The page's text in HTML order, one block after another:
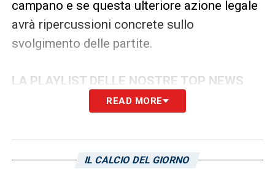
campano e se questa ulteriore azione legale
avrà ripercussioni concrete sullo
svolgimento delle partite.
LA PLAYLIST DELLE NOSTRE TOP NEWS
READ MORE
IL CALCIO DEL GIORNO